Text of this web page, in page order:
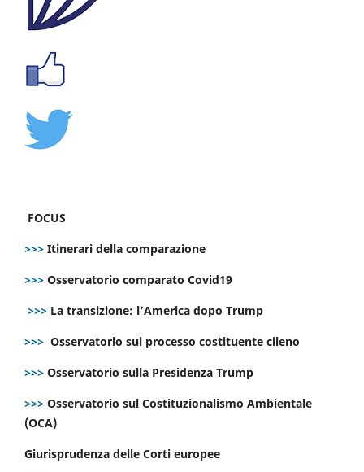
FOCUS
>>> Itinerari della comparazione
>>> Osservatorio comparato Covid19
>>> La transizione: l’America dopo Trump
>>> Osservatorio sul processo costituente cileno
>>> Osservatorio sulla Presidenza Trump
>>> Osservatorio sul Costituzionalismo Ambientale
(OCA)
Giurisprudenza delle Corti europee